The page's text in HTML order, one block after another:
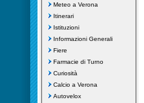
Meteo a Verona
Itinerari
Istituzioni
Informazioni Generali
Fiere
Farmacie di Turno
Curiosità
Calcio a Verona
Autovelox